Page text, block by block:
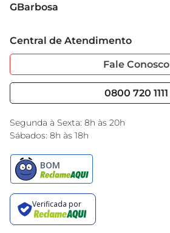
Grupo Cencosud
Sobre Privacidade
Portal do Fornecedo
Nossas Lojas
GBarbosa
Garantia Estendida
Serviços
Black Friday
Encarte do Dia
Central de Atendimento
Fale Conosco
0800 720 1111
Segunda à Sexta: 8h às 20h
Sábados: 8h às 18h